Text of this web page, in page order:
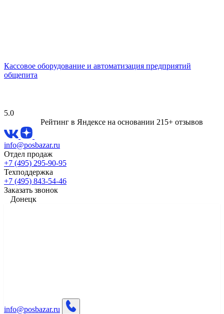
Кассовое оборудование и автоматизация предприятий
общепита
5.0
Рейтинг в Яндексе на основании 215+ отзывов
info@posbazar.ru
Отдел продаж
+7 (495) 295-90-95
Техподдержка
+7 (495) 843-54-46
Заказать звонок
Донецк
info@posbazar.ru